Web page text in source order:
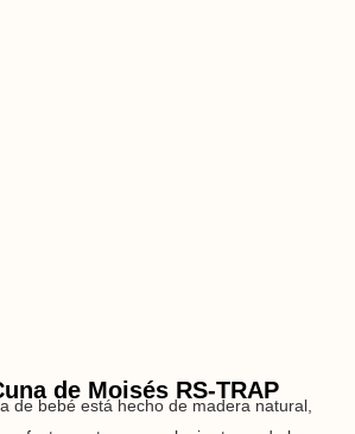
de Moisés RS-TRAP
de bebé está hecho de madera natural,